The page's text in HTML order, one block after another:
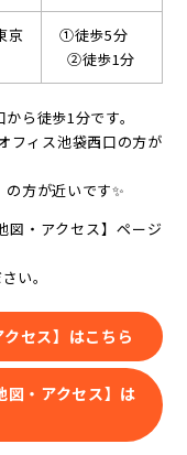
京
①徒歩5分
②徒歩1分
ら徒歩1分です。
フィス池袋西口の方が
方が近いです✨
図・アクセス】ページ
い。
セス】はこちら
図・アクセス】は